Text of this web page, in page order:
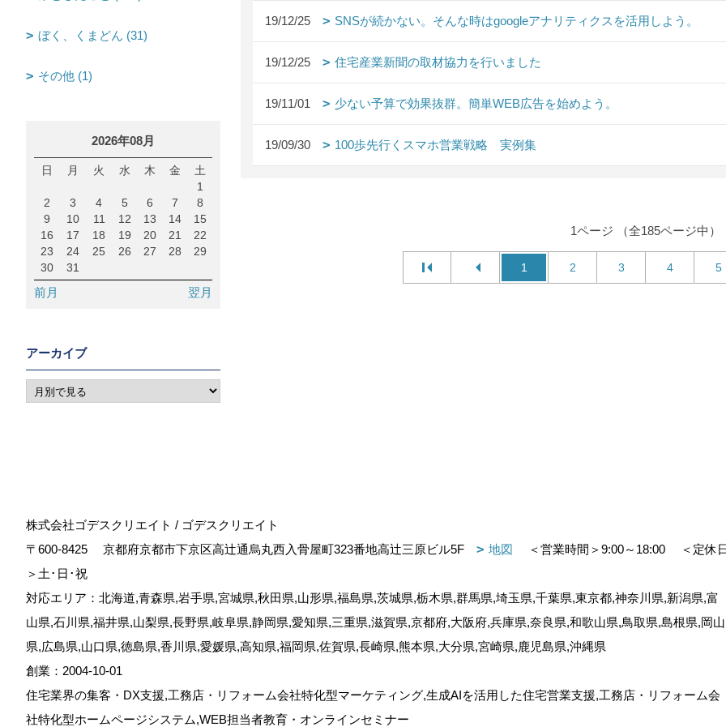
19/12/25 SNSが続かない。そんな時はgoogleアナリティクスを活用しよう。
19/12/25 住宅産業新聞の取材協力を行いました
19/11/01 少ない予算で効果抜群。簡単WEB広告を始めよう。
19/09/30 100歩先行くスマホ営業戦略 実例集
1ページ （全185ページ中）
1 2 3 4 5
ぼく、くまどん (31)
その他 (1)
2026年08月
日 月 火 水 木 金
土
1
2
3 4 5 6 7
8
9
10 11 12 13 14
15
16
17 18 19 20 21
22
23
24 25 26 27 28
29
30
31
前月 翌月
アーカイブ
株式会社ゴデスクリエイト / ゴデスクリエイト
〒600-8425
京都府京都市下京区高辻通烏丸西入骨屋町323番地高辻三原ビル5F 地図 ＜営業時間＞9:00～18:00
＜定休
＞土･日･祝
対応エリア：北海道,青森県,岩手県,宮城県,秋田県,山形県,福島県,茨城県,栃木県,群馬県,埼玉県,千葉県,東京都,神奈川県,新潟県,富
山県,石川県,福井県,山梨県,長野県,岐阜県,静岡県,愛知県,三重県,滋賀県,京都府,大阪府,兵庫県,奈良県,和歌山県,鳥取県,島根県,岡山
県,広島県,山口県,徳島県,香川県,愛媛県,高知県,福岡県,佐賀県,長崎県,熊本県,大分県,宮崎県,鹿児島県,沖縄県
創業：2004-10-01
住宅業界の集客・DX支援,工務店・リフォーム会社特化型マーケティング,生成AIを活用した住宅営業支援,工務店・リフォーム会
社特化型ホームページシステム,WEB担当者教育・オンラインセミナー